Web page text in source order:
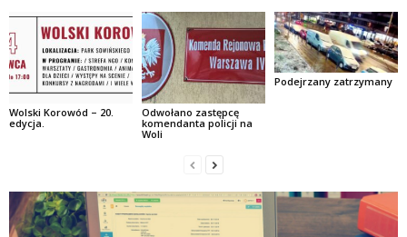
Wolski Korowód – 20.
edycja.
Odwołano zastępcę
komendanta policji na
Woli
Podejrzany zatrzymany